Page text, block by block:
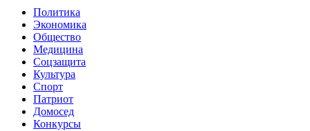
Политика
Экономика
Общество
Медицина
Соцзащита
Культура
Спорт
Патриот
Домосед
Конкурсы